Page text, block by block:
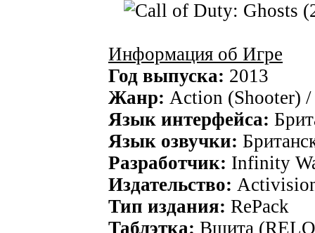
Информация об Игре
Год выпуска: 2013
Жанр: Action (Shooter)
Язык интерфейса:
Язык озвучки:
Разработчик: Infinity
Издательство:
Тип издания: RePack
Таблэтка: Вшита